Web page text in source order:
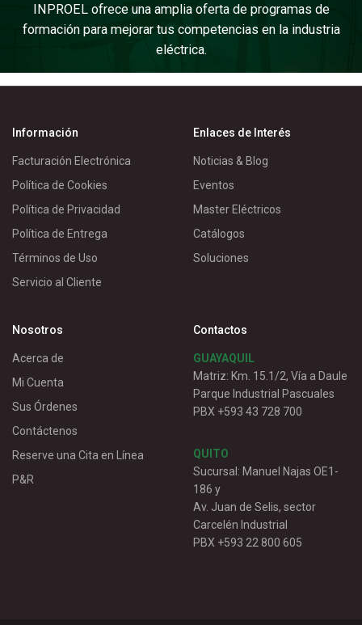
INPROEL ofrece una amplia oferta de programas de
formación para mejorar tus competencias en la industria
eléctrica.
Información
Facturación Electrónica
Política de Cookies
Política de Privacidad
Política de Entrega
Términos de Uso
Servicio al Cliente
Enlaces de Interés
Noticias & Blog
Eventos
Master Eléctricos
Catálogos
Soluciones
Nosotros
Acerca de
Mi Cuenta
Sus Órdenes
Contáctenos
Reserve una Cita en Línea
P&R
Contactos
GUAYAQUIL
Matriz: Km. 15.1/2, Vía a Daule
Parque Industrial Pascuales
PBX +593 43 728 700
QUITO
Sucursal: Manuel Najas OE1-
186 y
Av. Juan de Selis, sector
Carcelén Industrial
PBX +593 22 800 605